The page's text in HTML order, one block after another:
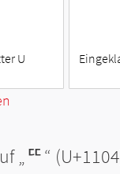
U
„ᄄ“